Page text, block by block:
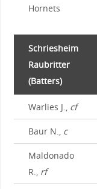
Hornets
Schriesheim
Raubritter
(Batters)
Warlies J., cf
Baur N., c
Maldonado
R., rf